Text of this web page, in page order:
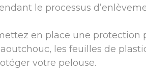
le processus
en place une protection
les feuilles de
votre pelouse.